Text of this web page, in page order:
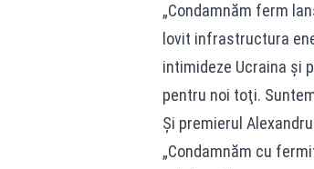
„Condamnăm ferm
lovit infrastructura
intimideze Ucraina şi
pentru noi toţi.
Și premierul
„Condamnăm cu